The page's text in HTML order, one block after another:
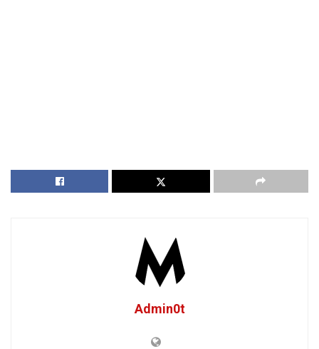
Admin0t